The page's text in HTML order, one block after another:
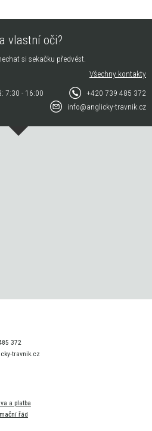
vlastní oči?
si sekačku předvést.
Všechny kontakty
7:30 - 16:00
+420 739 485 372
info@anglicky-travnik.cz
372
travnik.cz
a platba
řád